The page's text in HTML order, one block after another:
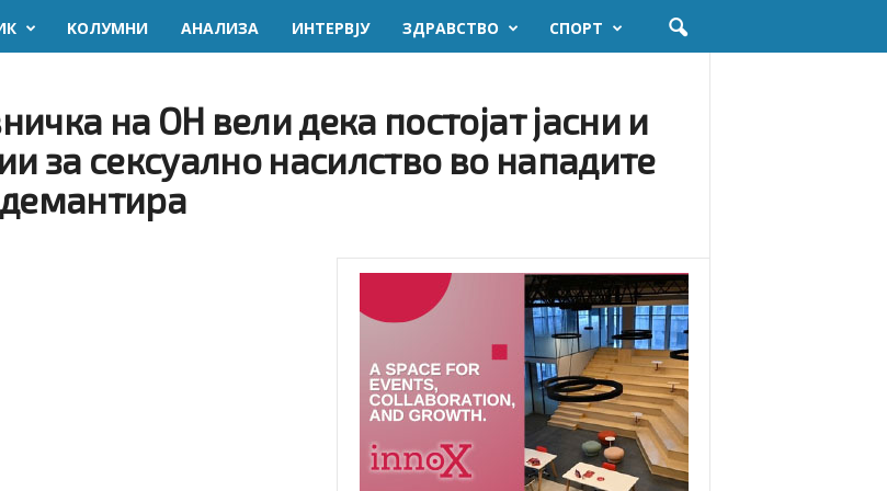
KОЛУМНИ AНАЛИЗА ИНТЕРВЈУ ЗДРАВСТВО СПОРТ
на ОН вели дека постојат јасни и
за сексуално насилство во нападите